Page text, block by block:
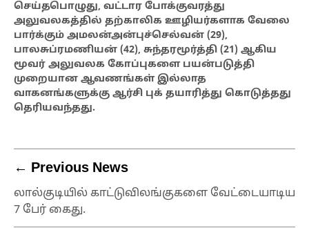
செய்தபொழுது, வட்டார போக்குவரத்து
அலுவலகத்தில் தற்காலிக ஊழியர்களாக வேலை
பார்க்கும் அமலன்அன்புச்செல்வன் (29),
பாலசுப்ரமணியன் (42), சுந்தரமூர்த்தி (21) ஆகிய
மூவர் அலுவலக கோப்புகளை பயன்படுத்தி
முறையான ஆவணங்கள் இல்லாத
வாகனங்களுக்கு ஆர்சி புக் தயாரித்து கொடுத்தது
தெரியவந்தது.
← Previous News
லால்குடியில் காட்டுவிலங்குகளை வேட்டையாடிய
7 பேர் கைது.